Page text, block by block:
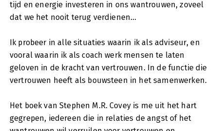
tijd en energie investeren in ons wantrouwen, zoveel
dat we het nooit terug verdienen...
Ik probeer in alle situaties waarin ik als adviseur, en
vooral waarin ik als coach werk mensen te laten
geloven in de kracht van vertrouwen. In de functie die
vertrouwen heeft als bouwsteen in het samenwerken.
Het boek van Stephen M.R. Covey is me uit het hart
gegrepen, iedereen die in relaties de angst of het